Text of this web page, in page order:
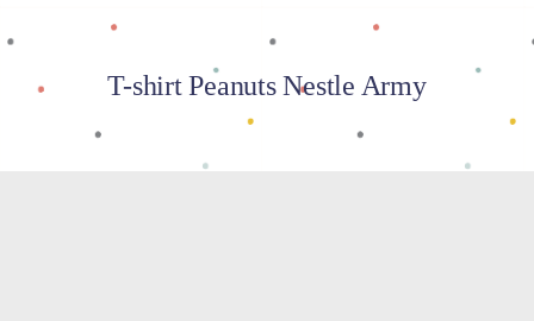
T-shirt Peanuts Nestle Army